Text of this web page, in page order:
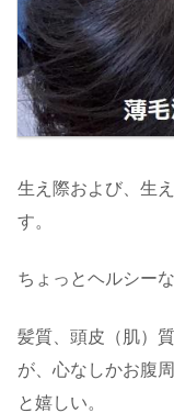
生え際および、生
す。
ちょっとヘルシー
髪質、頭皮（肌）
が、心なしかお腹
と嬉しい。